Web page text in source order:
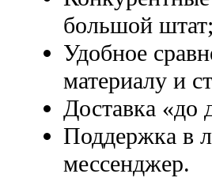
большой
Удобное
материалу и
Доставка «до
Поддержка в
мессенджер.